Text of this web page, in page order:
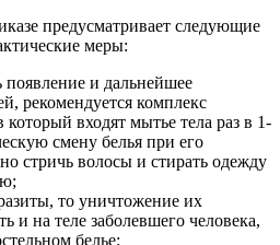
предусматривает следующие
меры:
появление и дальнейшее
рекомендуется комплекс
который входят мытье тела раз в 1-
смену белья при его
стричь волосы и стирать одежду
то уничтожение их
и на теле заболевшего человека,
белье;